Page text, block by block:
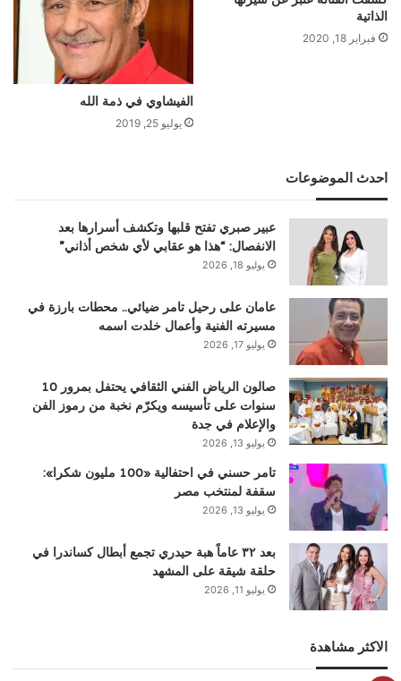
الذاتية
فبراير 18, 2020
الفيشاوي في ذمة الله
يوليو 25, 2019
احدث الموضوعات
عبير صبري تفتح قلبها وتكشف أسرارها بعد
الانفصال: “هذا هو عقابي لأي شخص أذاني”
يوليو 18, 2026
عامان على رحيل تامر ضيائي.. محطات بارزة في
مسيرته الفنية وأعمال خلدت اسمه
يوليو 17, 2026
صالون الرياض الفني الثقافي يحتفل بمرور 10
سنوات على تأسيسه ويكرّم نخبة من رموز الفن
والإعلام في جدة
يوليو 13, 2026
تامر حسني في احتفالية «100 مليون شكرا»:
سقفة لمنتخب مصر
يوليو 13, 2026
بعد ٣٢ عاماً هبة حيدري تجمع أبطال كساندرا في
حلقة شيقة على المشهد
يوليو 11, 2026
الاكثر مشاهدة